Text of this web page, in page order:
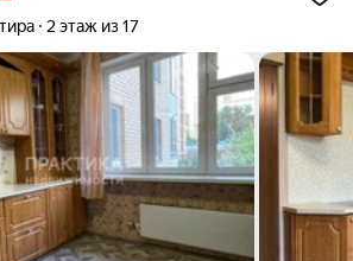
2 этаж из 17